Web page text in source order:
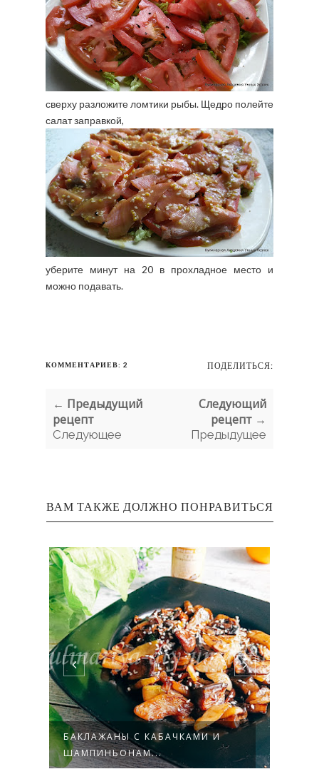
сверху разложите ломтики рыбы. Щедро полейте
салат заправкой,
уберите минут на 20 в прохладное место и
можно подавать.
КОММЕНТАРИЕВ: 2 ПОДЕЛИТЬСЯ:
← Предыдущий
рецепт
Следующее
Следующий
рецепт →
Предыдущее
ВАМ ТАКЖЕ ДОЛЖНО ПОНРАВИТЬСЯ
БАКЛАЖАНЫ С КАБАЧКАМИ И
ШАМПИНЬОНАМ...